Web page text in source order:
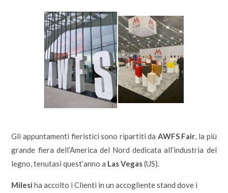
Gli appuntamenti fieristici sono ripartiti da AWFS Fair, la più
grande fiera dell’America del Nord dedicata all’industria del
legno, tenutasi quest’anno a Las Vegas(US).
Milesi ha accolto i Clienti in un accogliente stand dove i